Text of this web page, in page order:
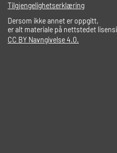
Tilgjengelighetserklæring
Dersom ikke annet er oppgitt,
er alt materiale på nettstedet
CC BY Navngivelse 4.0.